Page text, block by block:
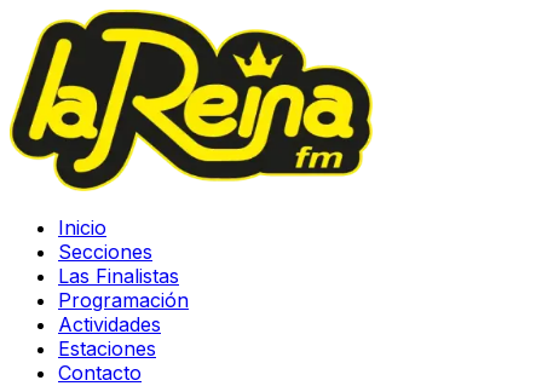
Inicio
Secciones
Las Finalistas
Programación
Actividades
Estaciones
Contacto